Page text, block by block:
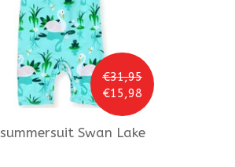
€31,95
€15,98
summersuit Swan Lake